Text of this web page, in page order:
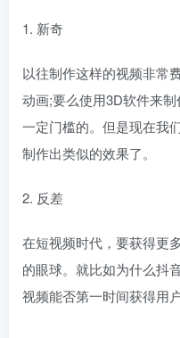
1. 新奇
以往制作这样的视频非常
动画;要么使用3D软件来
一定门槛的。但是现在我
制作出类似的效果了。
2. 反差
在短视频时代，要获得更
的眼球。就比如为什么抖
视频能否第一时间获得用户